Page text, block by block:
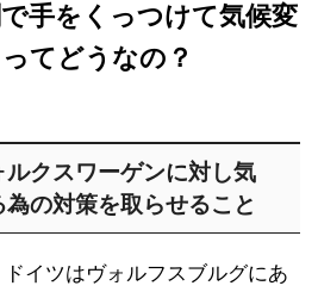
手をくっつけて気候変
てどうなの？
クスワーゲンに対し気
の対策を取らせること
イツはヴォルフスブルグにあ